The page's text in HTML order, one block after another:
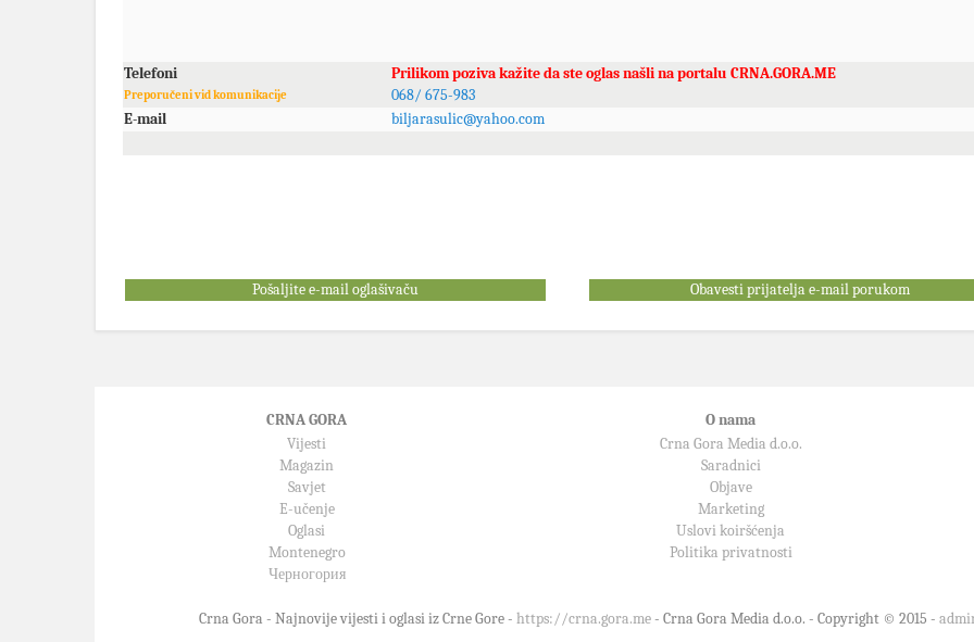
Telefoni
Preporučeni vid komunikacije
Prilikom poziva kažite da ste oglas našli na portalu CRNA.GORA.ME
068/ 675-983
E-mail
biljarasulic@yahoo.com
Pošaljite e-mail oglašivaču Obavesti prijatelja e-mail porukom
CRNA GORA O nama
Vijesti
Magazin
Savjet
E-učenje
Oglasi
Montenegro
Черногория
Crna Gora Media d.o.o.
Saradnici
Objave
Marketing
Uslovi koiršćenja
Politika privatnosti
Crna Gora - Najnovije vijesti i oglasi iz Crne Gore - https://crna.gora.me- Crna Gora Media d.o.o. - Copyright © 2015 -